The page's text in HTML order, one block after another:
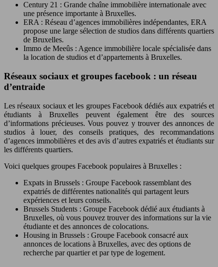
Century 21 : Grande chaîne immobilière internationale avec
une présence importante à Bruxelles.
ERA : Réseau d’agences immobilières indépendantes, ERA
propose une large sélection de studios dans différents quartiers
de Bruxelles.
Immo de Meeûs : Agence immobilière locale spécialisée dans
la location de studios et d’appartements à Bruxelles.
Réseaux sociaux et groupes facebook : un réseau
d’entraide
Les réseaux sociaux et les groupes Facebook dédiés aux expatriés et
étudiants à Bruxelles peuvent également être des sources
d’informations précieuses. Vous pouvez y trouver des annonces de
studios à louer, des conseils pratiques, des recommandations
d’agences immobilières et des avis d’autres expatriés et étudiants sur
les différents quartiers.
Voici quelques groupes Facebook populaires à Bruxelles :
Expats in Brussels : Groupe Facebook rassemblant des
expatriés de différentes nationalités qui partagent leurs
expériences et leurs conseils.
Brussels Students : Groupe Facebook dédié aux étudiants à
Bruxelles, où vous pouvez trouver des informations sur la vie
étudiante et des annonces de colocations.
Housing in Brussels : Groupe Facebook consacré aux
annonces de locations à Bruxelles, avec des options de
recherche par quartier et par type de logement.